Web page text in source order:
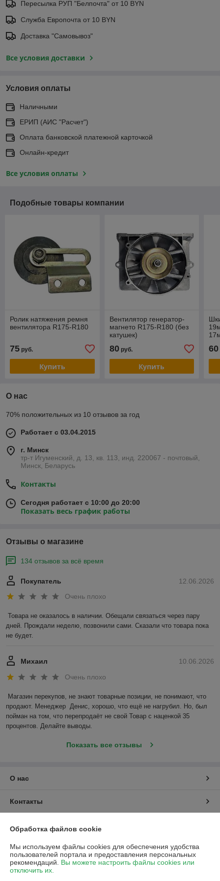
Пересылка РУП "Белпочта" от 10 BYN
Служба Европочта от 10 BYN
Доставка "Самовывоз"
Все условия доставки
Условия оплаты
Наличными
ЕРИП (АИС "Расчет")
Оплата банковской платежной карточкой
Онлайн-кредит
Все условия оплаты
Подобные товары компании
Ролик натяжения ремня
вентилятора R175-R180
75 руб.
Купить
Вентилятор генератор-
магнето R175-R180 (без
катушек)
80руб.
Купить
60
О нас
70% положительных из 10 отзывов за год
Работает с 03.04.2015
г. Минск
тр-т Игуменский, д. 13, кв. 113, инд. 220067 - почтовый,
Минск, Беларусь
Контакты
Сегодня работает с 10:00 до 20:00
Показать весь график работы
Отзывы о магазине
134 отзывов за всё время
12.06.2026
Покупатель
Очень плохо
Товара не оказалось в наличии. Обещали связаться через пару
дней. Прождали неделю, позвонили сами. Сказали что товара пока
не будет.
10.06.2026
Михаил
Очень плохо
Магазин перекупов, не знают товарные позиции, не понимают, что
продают. Менеджер  Денис, хорошо, что ещё не нагрубил. Но, был
пойман на том, что перепродаёт не свой Товар с наценкой 35
процентов. Делайте выводы.
Показать все отзывы
О нас
Контакты
График работы
Полная версия сайта
Обработка файлов cookie
Мы используем файлы cookies для обеспечения удобства
пользователей портала и предоставления персональных
рекомендаций. Вы можете настроить файлы cookies или
отключить их.